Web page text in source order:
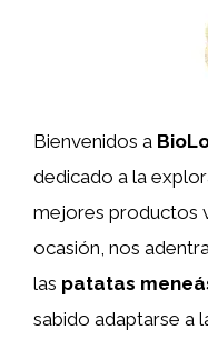
Bienvenidos a
dedicado a la
mejores productos
ocasión, nos
las patatas
sabido adaptarse a